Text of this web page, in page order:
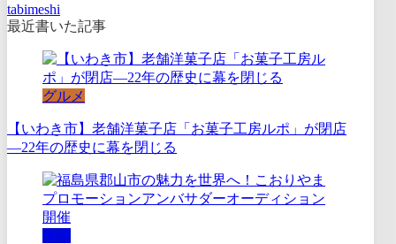
tabimeshi
最近書いた記事
グルメ
【いわき市】老舗洋菓子店「お菓子工房ルポ」が閉店
―22年の歴史に幕を閉じる
体験